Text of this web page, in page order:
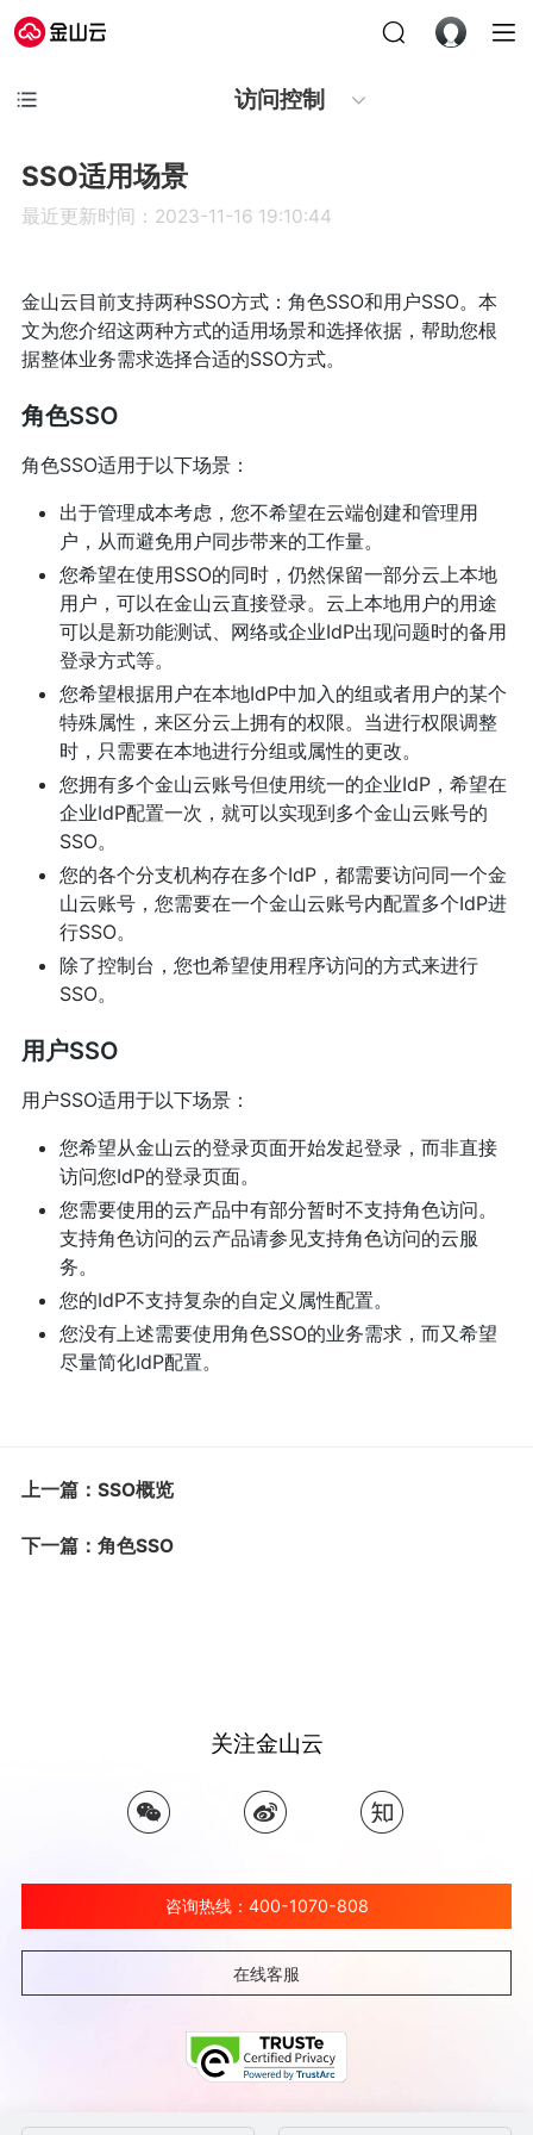
访问控制
SSO适用场景
最近更新时间：2023-11-16 19:10:44
金山云目前支持两种SSO方式：角色SSO和用户SSO。本
文为您介绍这两种方式的适用场景和选择依据，帮助您根
据整体业务需求选择合适的SSO方式。
角色SSO
角色SSO适用于以下场景：
出于管理成本考虑，您不希望在云端创建和管理用
户，从而避免用户同步带来的工作量。
您希望在使用SSO的同时，仍然保留一部分云上本地
用户，可以在金山云直接登录。云上本地用户的用途
可以是新功能测试、网络或企业IdP出现问题时的备用
登录方式等。
您希望根据用户在本地IdP中加入的组或者用户的某个
特殊属性，来区分云上拥有的权限。当进行权限调整
时，只需要在本地进行分组或属性的更改。
您拥有多个金山云账号但使用统一的企业IdP，希望在
企业IdP配置一次，就可以实现到多个金山云账号的
SSO。
您的各个分支机构存在多个IdP，都需要访问同一个金
山云账号，您需要在一个金山云账号内配置多个IdP进
行SSO。
除了控制台，您也希望使用程序访问的方式来进行
SSO。
用户SSO
用户SSO适用于以下场景：
您希望从金山云的登录页面开始发起登录，而非直接
访问您IdP的登录页面。
您需要使用的云产品中有部分暂时不支持角色访问。
支持角色访问的云产品请参见支持角色访问的云服
务。
您的IdP不支持复杂的自定义属性配置。
您没有上述需要使用角色SSO的业务需求，而又希望
尽量简化IdP配置。
上一篇：SSO概览
下一篇：角色SSO
关注金山云
咨询热线：400-1070-808
在线客服
©北京金山云网络技术有限公司 2026 Ksyun All Rights Reserved Kingsoft Corp.